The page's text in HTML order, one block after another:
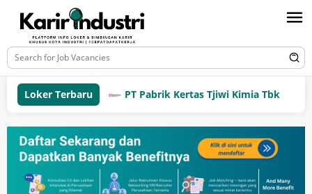
Loker Terbaru PT Pabrik Kertas Tjiwi Kimia Tbk